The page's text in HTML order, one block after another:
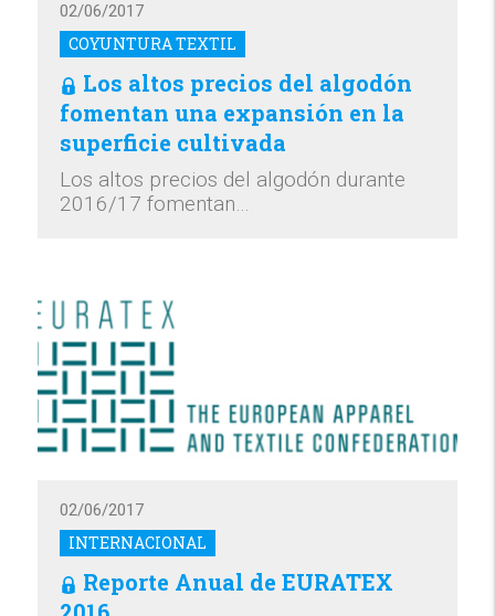
COYUNTURA TEXTIL
02/06/2017
Los altos precios del algodón
fomentan una expansión en la
superficie cultivada
Los altos precios del algodón durante
2016/17 fomentan…
INTERNACIONAL
02/06/2017
Reporte Anual de EURATEX